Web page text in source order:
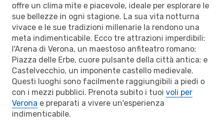
offre un clima mite e piacevole, ideale per esplorare le
sue bellezze in ogni stagione. La sua vita notturna
vivace e le sue tradizioni millenarie la rendono una
meta indimenticabile. Ecco tre attrazioni imperdibili:
l'Arena di Verona, un maestoso anfiteatro romano;
Piazza delle Erbe, cuore pulsante della città antica; e
Castelvecchio, un imponente castello medievale.
Questi luoghi sono facilmente raggiungibili a piedi o
con i mezzi pubblici. Prenota subito i tuoi voli per
Verona e preparati a vivere un'esperienza
indimenticabile.